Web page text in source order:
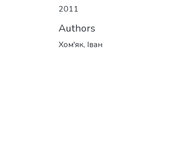
2011
Authors
Хом'як, Іван